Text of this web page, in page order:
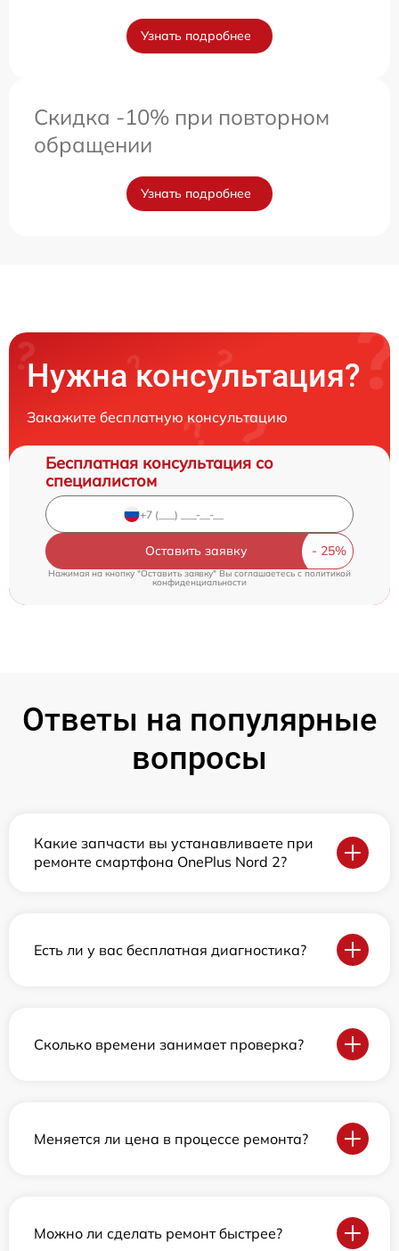
Узнать подробнее
Скидка -10% при повторном
обращении
Узнать подробнее
Нужна консультация?
Закажите бесплатную консультацию
Бесплатная консультация со
специалистом
Оставить заявку
Нажимая на кнопку "Оставить заявку" Вы соглашаетесь c политикой
конфиденциальности
Ответы на популярные
вопросы
Какие запчасти вы устанавливаете при
ремонте смартфона OnePlus Nord 2?
Есть ли у вас бесплатная диагностика?
Сколько времени занимает проверка?
Меняется ли цена в процессе ремонта?
Можно ли сделать ремонт быстрее?